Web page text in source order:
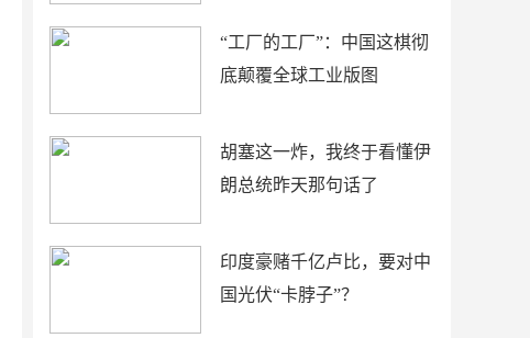
“工厂的工厂”：中国这棋彻
底颠覆全球工业版图
胡塞这一炸，我终于看懂伊
朗总统昨天那句话了
印度豪赌千亿卢比，要对中
国光伏“卡脖子”？